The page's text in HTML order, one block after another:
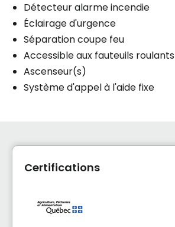
Détecteur alarme incendie
Éclairage d'urgence
Séparation coupe feu
Accessible aux fauteuils roulants
Ascenseur(s)
Système d'appel à l'aide fixe
Certifications